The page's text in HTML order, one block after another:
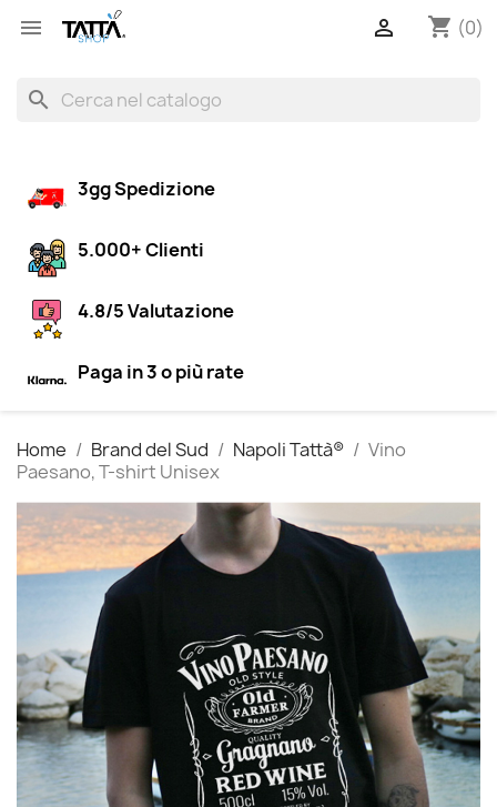
 shopping_cart (0)

search
3gg Spedizione
5.000+ Clienti
4.8/5 Valutazione
Paga in 3 o più rate
Home Brand del Sud Napoli Tattà®
Vino
Paesano, T-shirt Unisex